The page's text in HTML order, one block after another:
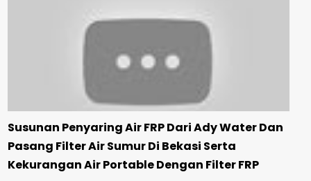
Susunan Penyaring Air FRP Dari Ady Water Dan
Pasang Filter Air Sumur Di Bekasi Serta
Kekurangan Air Portable Dengan Filter FRP